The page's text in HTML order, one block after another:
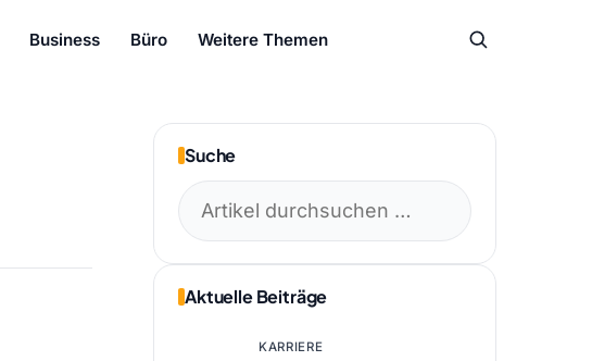
Business Büro Weitere Themen
Suche
Aktuelle Beiträge
KARRIERE